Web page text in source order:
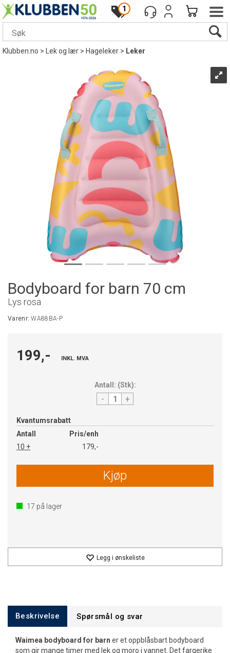
1
Klubben.no> Lek og lær>Hageleker> Leker
Bodyboard for barn 70 cm
Lys rosa
Varenr:WA88BA-P
199,- INKL. MVA
Antall: (Stk):
- +
Kvantumsrabatt
Antall
Pris/enh
10 +
179,-
Kjøp
17 på lager
Legg i ønskeliste
Beskrivelse Spørsmål og svar
Waimea bodyboard for barn er et oppblåsbart bodyboard
som gir mange timer med lek og moro i vannet. Det fargerike